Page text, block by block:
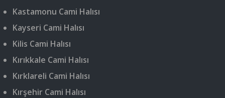
Kastamonu Cami Halısı
Kayseri Cami Halısı
Kilis Cami Halısı
Kırıkkale Cami Halısı
Kırklareli Cami Halısı
Kırşehir Cami Halısı